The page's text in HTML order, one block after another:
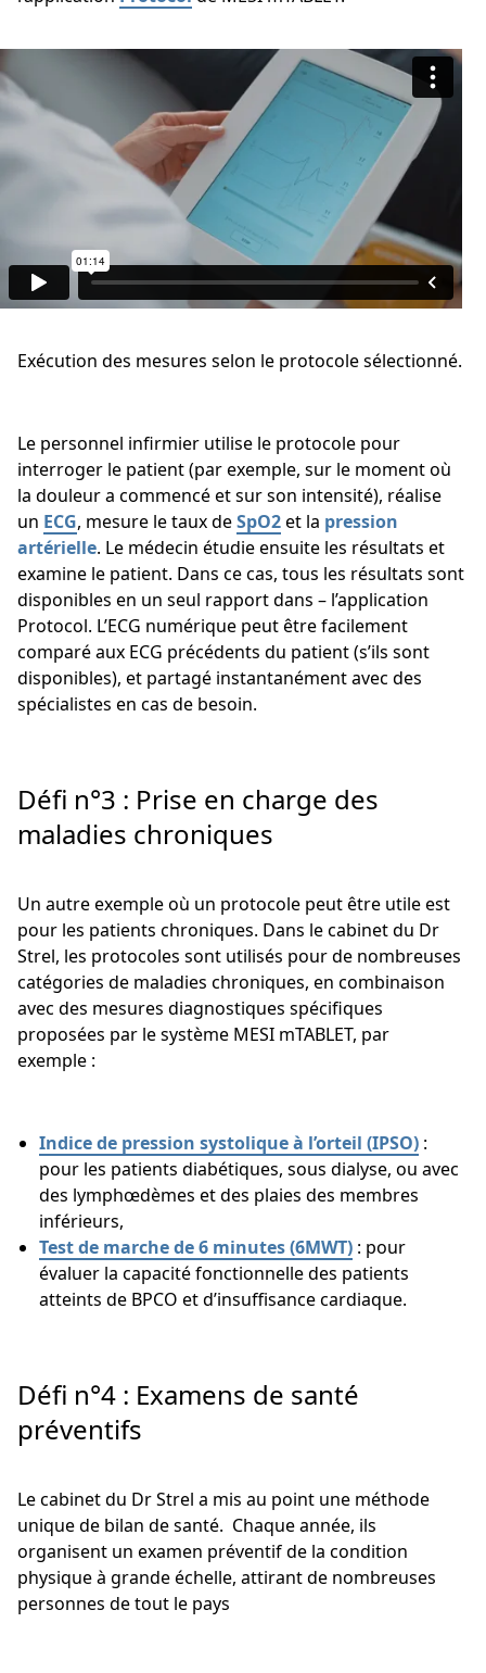
Exécution des mesures selon le protocole sélectionné.
Le personnel infirmier utilise le protocole pour
interroger le patient (par exemple, sur le moment où
la douleur a commencé et sur son intensité), réalise
un ECG, mesure le taux deSpO2et la pression
artérielle. Le médecin étudie ensuite les résultats et
examine le patient. Dans ce cas, tous les résultats sont
disponibles en un seul rapport dans – l’application
Protocol. L’ECG numérique peut être facilement
comparé aux ECG précédents du patient (s’ils sont
disponibles), et partagé instantanément avec des
spécialistes en cas de besoin.
Défi n°3 : Prise en charge des
maladies chroniques
Un autre exemple où un protocole peut être utile est
pour les patients chroniques. Dans le cabinet du Dr
Strel, les protocoles sont utilisés pour de nombreuses
catégories de maladies chroniques, en combinaison
avec des mesures diagnostiques spécifiques
proposées par le système MESI mTABLET, par
exemple :
Indice de pression systolique à l’orteil (IPSO) :
pour les patients diabétiques, sous dialyse, ou avec
des lymphœdèmes et des plaies des membres
inférieurs,
Test de marche de 6 minutes (6MWT) : pour
évaluer la capacité fonctionnelle des patients
atteints de BPCO et d’insuffisance cardiaque.
Défi n°4 : Examens de santé
préventifs
Le cabinet du Dr Strel a mis au point une méthode
unique de bilan de santé. Chaque année, ils
organisent un examen préventif de la condition
physique à grande échelle, attirant de nombreuses
personnes de tout le pays